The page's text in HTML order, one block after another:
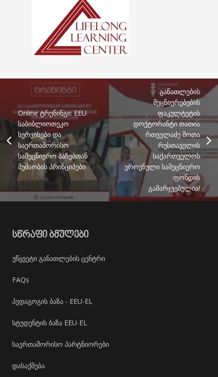
Online ტრენინგი: EEU
საბიბლიოთეკო
სერვისები და
საერთაშორისო
სამეცნიერო ბაზებთან
მუშაობის პრინციპები
განათლების
მეცნიერებების
ფაკულტეტის
დოქტორანტი თათია
რთველაძე შოთა
რუსთაველის
საქართველოს
ეროვნული სამეცნიერო
ფონდის
გამარჯვებულია!
ᲡᲬᲠᲐᲤᲘ ᲑᲛᲣᲚᲔᲑᲘ
უწყვეტი განათლების ცენტრი
FAQs
პედაგოგის ბაზა - EEU-EL
სტუდენტის ბაზა EEU-EL
საერთაშორისო პარტნიორები
დასაქმება